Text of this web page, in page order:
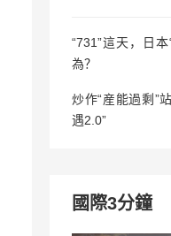
“731”這天，日
為？
炒作“産能過剩”
遇2.0”
國際3分鐘